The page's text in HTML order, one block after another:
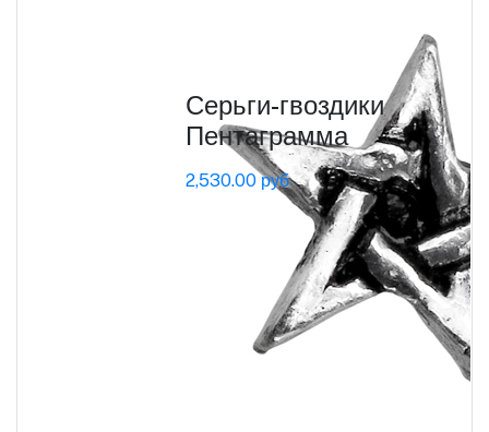
Серьги-гвоздики
Пентаграмма
2,530.00 руб